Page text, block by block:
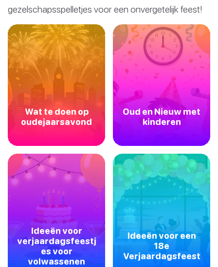
gezelschapsspelletjes voor een onvergetelijk feest!
Wat te doen op
oudejaarsavond
Oud en Nieuw met
kinderen
Ideeën voor
verjaardagsfeestj
es voor
volwassenen
Ideeën voor een
18e
Verjaardagsfeest